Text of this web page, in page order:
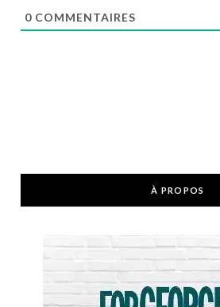
0 COMMENTAIRES
À PROPOS